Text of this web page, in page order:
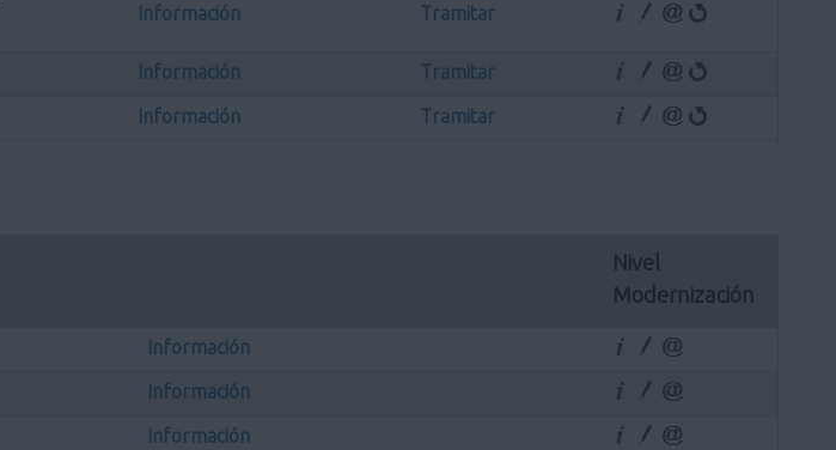
Información Tramitar
Información Tramitar
Información Tramitar
Nivel
Modernización
Información
Información
Información